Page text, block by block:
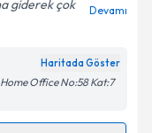
Aydınlatma
belirtilen
giderek çok
Devamı
Haritada Göster
Office No:58 Kat:7